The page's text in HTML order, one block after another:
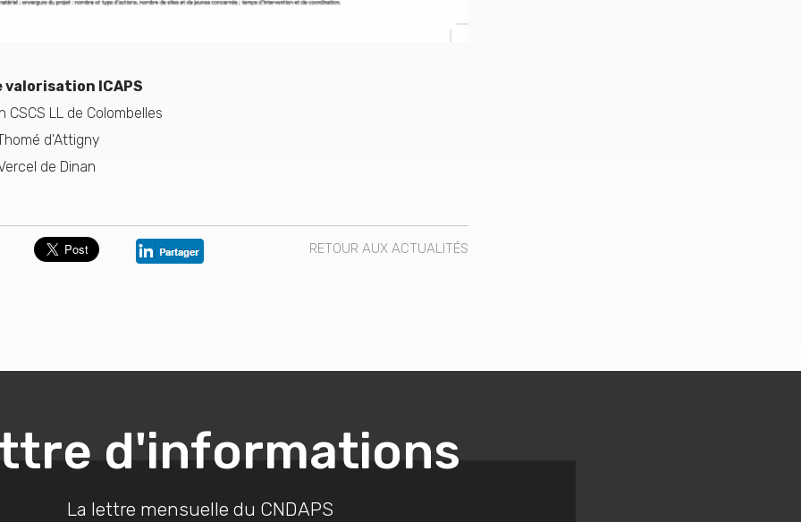
valorisation ICAPS
CSCS LL de Colombelles
d'Attigny
de Dinan
RETOUR AUX ACTUALITÉS
d'informations
La lettre mensuelle du CNDAPS